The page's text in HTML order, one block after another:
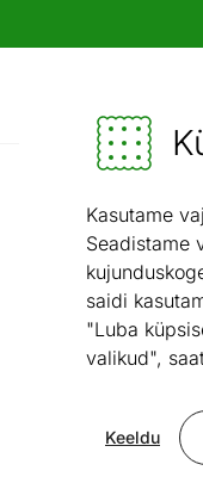
Kasutame
Seadistame
saidi
"Luba
valikud",
Keeldu